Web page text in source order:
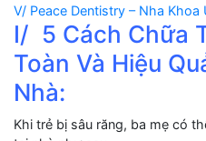
V/ Peace Dentistry – Nha Khoa
I/ 5 Cách Chữa
Toàn Và Hiệu
Nhà:
Khi trẻ bị sâu răng, ba mẹ có